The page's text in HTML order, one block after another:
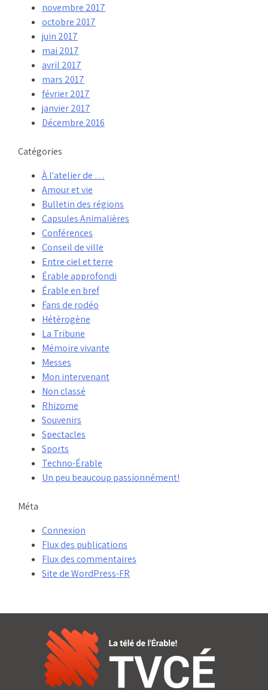
novembre 2017
octobre 2017
juin 2017
mai 2017
avril 2017
mars 2017
février 2017
janvier 2017
Décembre 2016
Catégories
À l'atelier de …
Amour et vie
Bulletin des régions
Capsules Animalières
Conférences
Conseil de ville
Entre ciel et terre
Érable approfondi
Érable en bref
Fans de rodéo
Hétèrogène
La Tribune
Mémoire vivante
Messes
Mon intervenant
Non classé
Rhizome
Souvenirs
Spectacles
Sports
Techno-Érable
Un peu beaucoup passionnément!
Méta
Connexion
Flux des publications
Flux des commentaires
Site de WordPress-FR